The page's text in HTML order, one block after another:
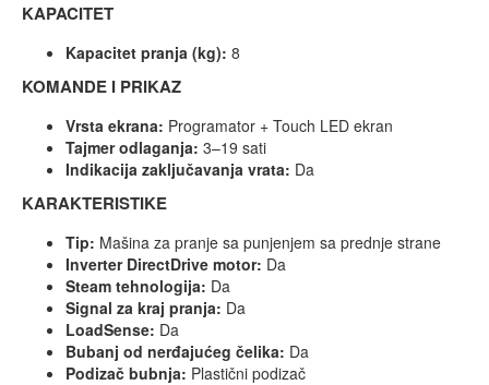
KAPACITET
Kapacitet pranja (kg): 8
KOMANDE I PRIKAZ
Vrsta ekrana: Programator + Touch LED ekran
Tajmer odlaganja: 3–19 sati
Indikacija zaključavanja vrata: Da
KARAKTERISTIKE
Tip: Mašina za pranje sa punjenjem sa prednje strane
Inverter DirectDrive motor: Da
Steam tehnologija: Da
Signal za kraj pranja: Da
LoadSense: Da
Bubanj od nerđajućeg čelika: Da
Podizač bubnja: Plastični podizač